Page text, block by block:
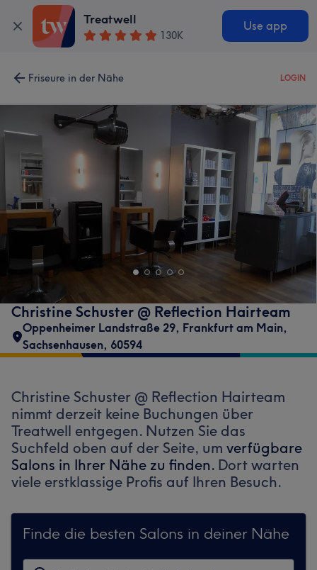
Treatwell
130K
Use app
Friseure in der Nähe LOGIN
Christine Schuster @ Reflection Hairteam
Oppenheimer Landstraße 29, Frankfurt am Main,
Sachsenhausen, 60594
Christine Schuster @ Reflection Hairteam
nimmt derzeit keine Buchungen über
Treatwell entgegen. Nutzen Sie das
Suchfeld oben auf der Seite, um verfügbare
Salons in Ihrer Nähe zu finden. Dort warten
viele erstklassige Profis auf Ihren Besuch.
Finde die besten Salons in deiner Nähe